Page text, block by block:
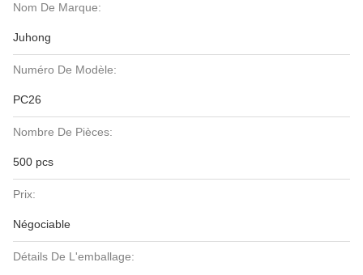
Nom De Marque:
Juhong
Numéro De Modèle:
PC26
Nombre De Pièces:
500 pcs
Prix:
Négociable
Détails De L'emballage: